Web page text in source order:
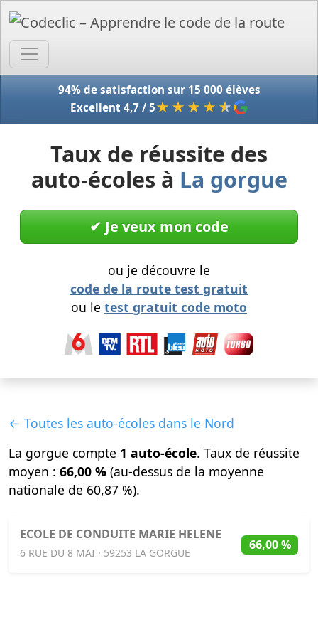
94% de satisfaction sur 15 000 élèves
Excellent 4,7 / 5★★★★ ★
Taux de réussite des
auto-écoles à La gorgue
✔︎ Je veux mon code
ou je découvre le
code de la route test gratuit
ou le test gratuit code moto
← Toutes les auto-écoles dans le Nord
La gorgue compte 1 auto-école. Taux de réussite
moyen : 66,00 % (au-dessus de la moyenne
nationale de 60,87 %).
ECOLE DE CONDUITE MARIE HELENE
6 RUE DU 8 MAI · 59253 LA GORGUE
66,00 %